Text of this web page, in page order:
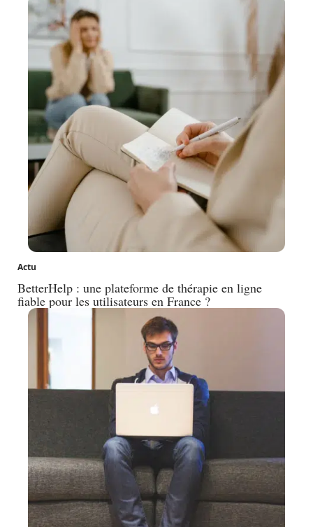
Actu
BetterHelp : une plateforme de thérapie en ligne
fiable pour les utilisateurs en France ?